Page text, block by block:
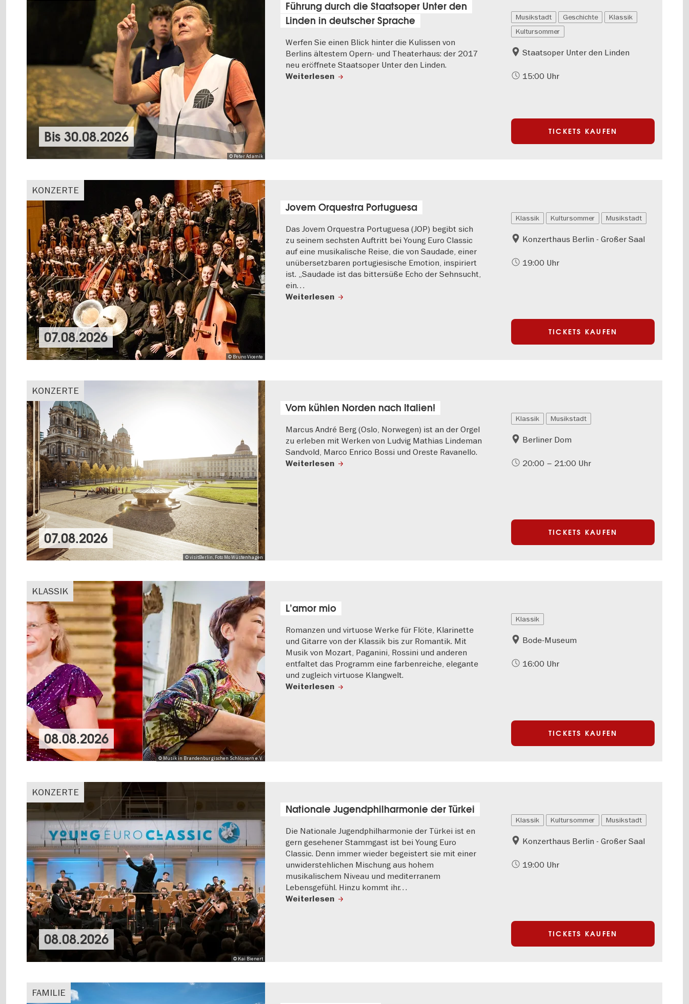
© Peter Adamik
Bis 30.08.2026
Führung durch die Staatsoper Unter den
Linden in deutscher Sprache
Werfen Sie einen Blick hinter die Kulissen von
Berlins ältestem Opern- und Theaterhaus: der 2017
neu eröffnete Staatsoper Unter den Linden.
Weiterlesen
Musikstadt Geschichte
Klassik
Kultursommer
Staatsoper Unter den Linden
15:00 Uhr
TICKETS KAUFEN
KONZERTE
© Bruno Vicente
07.08.2026
Jovem Orquestra Portuguesa
Das Jovem Orquestra Portuguesa (JOP) begibt sich
zu seinem sechsten Auftritt bei Young Euro Classic
auf eine musikalische Reise, die von Saudade, einer
unübersetzbaren portugiesische Emotion, inspiriert
ist. „Saudade ist das bittersüße Echo der Sehnsucht,
ein…
Weiterlesen
Klassik Kultursommer Musikstadt
Konzerthaus Berlin - Großer Saal
19:00 Uhr
TICKETS KAUFEN
KONZERTE
© visitBerlin, Foto Mo Wüstenhagen
07.08.2026
Vom kühlen Norden nach Italien!
Marcus André Berg (Oslo, Norwegen) ist an der Orgel
zu erleben mit Werken von Ludvig Mathias Lindeman
Sandvold, Marco Enrico Bossi und Oreste Ravanello.
Weiterlesen
Klassik Musikstadt
Berliner Dom
20:00 – 21:00 Uhr
TICKETS KAUFEN
KLASSIK
© Musik in Brandenburgischen Schlössern e.V.
08.08.2026
L’amor mio
Romanzen und virtuose Werke für Flöte, Klarinette
und Gitarre von der Klassik bis zur Romantik. Mit
Musik von Mozart, Paganini, Rossini und anderen
entfaltet das Programm eine farbenreiche, elegante
und zugleich virtuose Klangwelt.
Weiterlesen
Klassik
Bode-Museum
16:00 Uhr
TICKETS KAUFEN
KONZERTE
© Kai Bienert
08.08.2026
Nationale Jugendphilharmonie der Türkei
Die Nationale Jugendphilharmonie der Türkei ist en
gern gesehener Stammgast ist bei Young Euro
Classic. Denn immer wieder begeistert sie mit einer
unwiderstehlichen Mischung aus hohem
musikalischem Niveau und mediterranem
Lebensgefühl. Hinzu kommt ihr…
Weiterlesen
Klassik Kultursommer Musikstadt
Konzerthaus Berlin - Großer Saal
19:00 Uhr
TICKETS KAUFEN
FAMILIE